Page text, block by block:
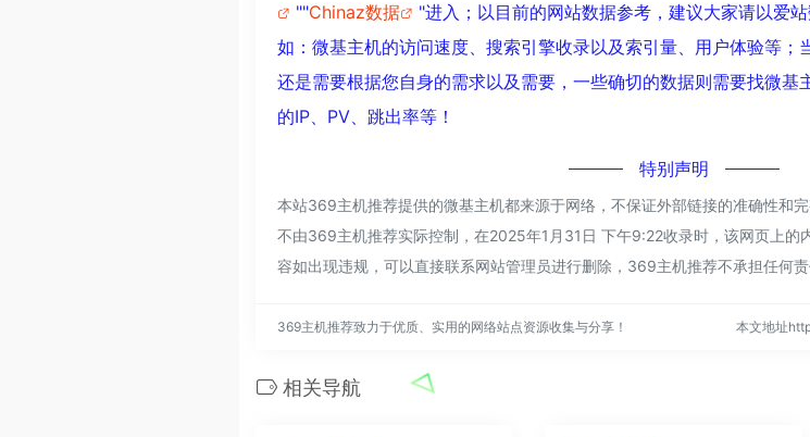
""Chinaz数据
"进入；以目前的网站数据参考，建议大家请以爱
如：微基主机的访问速度、搜索引擎收录以及索引量、用户体验等；
还是需要根据您自身的需求以及需要，一些确切的数据则需要找微基
的IP、PV、跳出率等！
特别声明
本站369主机推荐提供的微基主机都来源于网络，不保证外部链接的准确性和
不由369主机推荐实际控制，在2025年1月31日 下午9:22收录时，该网页上的
容如出现违规，可以直接联系网站管理员进行删除，369主机推荐不承担任何责
369主机推荐致力于优质、实用的网络站点资源收集与分享！ 本文地址
相关导航